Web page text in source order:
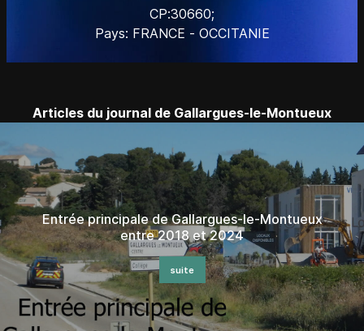
CP:30660;
Pays: FRANCE - OCCITANIE
Articles du journal de Gallargues-le-Montueux
Entrée principale de Gallargues-le-Montueux
entre 2018 et 2024
suite